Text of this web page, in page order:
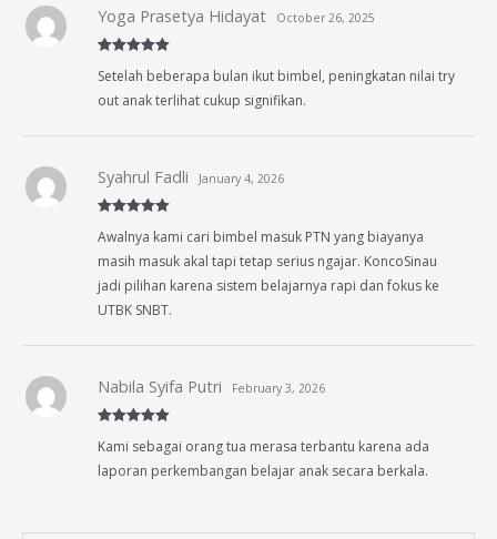
of 5
Yoga Prasetya Hidayat October 26, 2025
Setelah beberapa bulan ikut bimbel, peningkatan nilai try
out anak terlihat cukup signifikan.
of 5
Syahrul Fadli January 4, 2026
Awalnya kami cari bimbel masuk PTN yang biayanya
masih masuk akal tapi tetap serius ngajar. KoncoSinau
jadi pilihan karena sistem belajarnya rapi dan fokus ke
UTBK SNBT.
of 5
Nabila Syifa Putri February 3, 2026
Kami sebagai orang tua merasa terbantu karena ada
laporan perkembangan belajar anak secara berkala.